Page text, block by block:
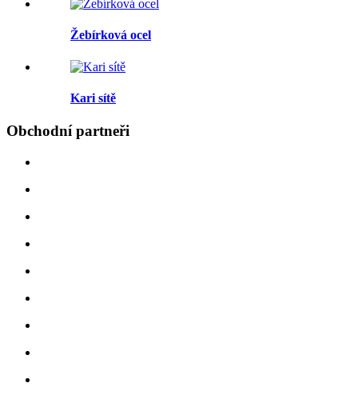
Žebírková ocel
Kari sítě
Obchodnípartneři